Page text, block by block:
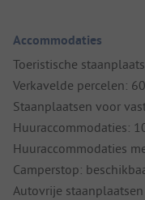
Accommodaties
Toeristische
Verkavelde percelen: 60
Staanplaatsen voor
Huuraccommodaties:
Huuraccommodaties
Camperstop:
Autovrije staanplaatsen